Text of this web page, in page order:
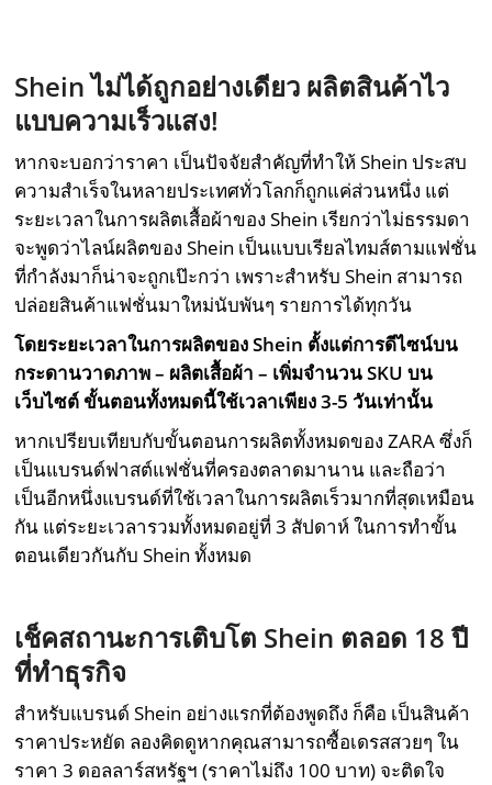
Sheinไม่ได้ถูกอย่างเดียว ผลิตสินค้าไว
แบบความเร็วแสง!
หากจะบอกว่าราคา เป็นปัจจัยสำคัญที่ทำให้ Shein ประสบ
ความสำเร็จในหลายประเทศทั่วโลกก็ถูกแค่ส่วนหนึ่ง แต่
ระยะเวลาในการผลิตเสื้อผ้าของ Shein เรียกว่าไม่ธรรมดา
จะพูดว่าไลน์ผลิตของ Shein เป็นแบบเรียลไทมส์ตามแฟชั่น
ที่กำลังมาก็น่าจะถูกเป๊ะกว่า เพราะสำหรับ Shein สามารถ
ปล่อยสินค้าแฟชั่นมาใหม่นับพันๆ รายการได้ทุกวัน
โดยระยะเวลาในการผลิตของ Shein ตั้งแต่การดีไซน์บน
กระดานวาดภาพ – ผลิตเสื้อผ้า – เพิ่มจำนวน SKU บน
เว็บไซต์ ขั้นตอนทั้งหมดนี้ใช้เวลาเพียง 3-5 วันเท่านั้น
หากเปรียบเทียบกับขั้นตอนการผลิตทั้งหมดของ ZARA ซึ่งก็
เป็นแบรนด์ฟาสต์แฟชั่นที่ครองตลาดมานาน และถือว่า
เป็นอีกหนึ่งแบรนด์ที่ใช้เวลาในการผลิตเร็วมากที่สุดเหมือน
กัน แต่ระยะเวลารวมทั้งหมดอยู่ที่ 3 สัปดาห์ ในการทำขั้น
ตอนเดียวกันกับ Shein ทั้งหมด
เช็คสถานะการเติบโต Shein ตลอด 18ปี
ที่ทำธุรกิจ
สำหรับแบรนด์ Shein อย่างแรกที่ต้องพูดถึง ก็คือ เป็นสินค้า
ราคาประหยัด ลองคิดดูหากคุณสามารถซื้อเดรสสวยๆ ใน
ราคา 3 ดอลลาร์สหรัฐฯ (ราคาไม่ถึง 100 บาท) จะติดใจ